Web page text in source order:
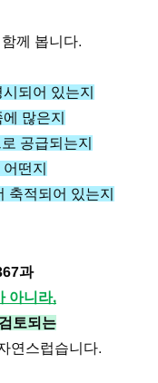
께 봅니다.
되어 있는지
많은지
공급되는지
떤지
축적되어 있는지
과
아니라,
토되는
연스럽습니다.